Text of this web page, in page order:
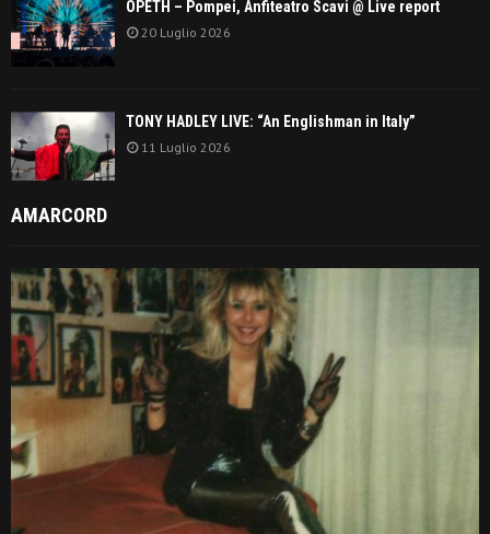
OPETH – Pompei, Anfiteatro Scavi @ Live report
20 Luglio 2026
TONY HADLEY LIVE: “An Englishman in Italy”
11 Luglio 2026
AMARCORD